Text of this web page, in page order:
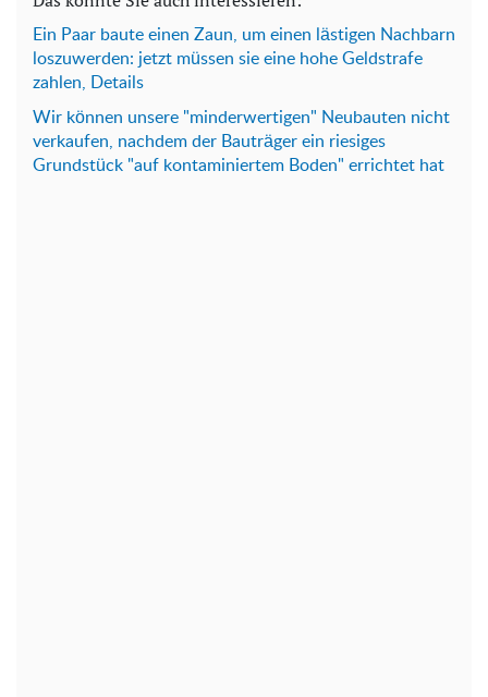
Ein Paar baute einen Zaun, um einen lästigen Nachbarn
loszuwerden: jetzt müssen sie eine hohe Geldstrafe
zahlen, Details
Wir können unsere "minderwertigen" Neubauten nicht
verkaufen, nachdem der Bauträger ein riesiges
Grundstück "auf kontaminiertem Boden" errichtet hat